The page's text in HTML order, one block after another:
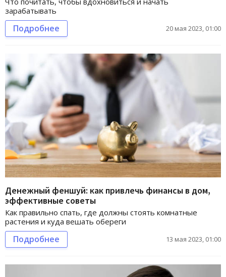
зарабатывать
Подробнее 20 мая 2023, 01:00
Денежный феншуй: как привлечь финансы в дом,
эффективные советы
Как правильно спать, где должны стоять комнатные
растения и куда вешать обереги
Подробнее 13 мая 2023, 01:00